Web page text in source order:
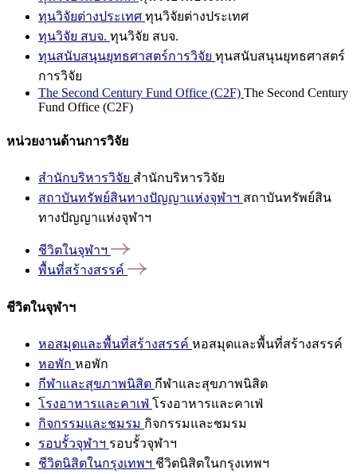
ทุนวิจัยต่างประเทศ ทุนวิจัยต่างประเทศ
ทุนวิจัย สบจ. ทุนวิจัย สบจ.
ทุนสนับสนุนยุทธศาสตร์การวิจัย ทุนสนับสนุนยุทธศาสตร์
การวิจัย
The Second Century Fund Office (C2F) The Second Century
Fund Office (C2F)
หน่วยงานด้านการวิจัย
สำนักบริหารวิจัย สำนักบริหารวิจัย
สถาบันทรัพย์สินทางปัญญาแห่งจุฬาฯ สถาบันทรัพย์สิน
ทางปัญญาแห่งจุฬาฯ
ชีวิตในจุฬาฯ
พื้นที่สร้างสรรค์
ชีวิตในจุฬาฯ
หอสมุดและพื้นที่สร้างสรรค์ หอสมุดและพื้นที่สร้างสรรค์
หอพัก หอพัก
กีฬาและสุขภาพนิสิต กีฬาและสุขภาพนิสิต
โรงอาหารและคาเฟ่ โรงอาหารและคาเฟ่
กิจกรรมและชมรม กิจกรรมและชมรม
รอบรั้วจุฬาฯ รอบรั้วจุฬาฯ
ชีวิตนิสิตในกรุงเทพฯ ชีวิตนิสิตในกรุงเทพฯ